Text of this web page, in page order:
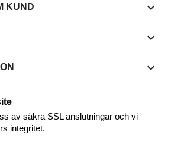
KUND 

keyboard_arrow_down
av säkra SSL anslutningar och vi
integritet.